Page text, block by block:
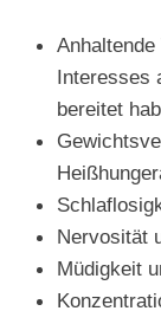
Interesses
bereitet
Nervosität
Müdigkeit